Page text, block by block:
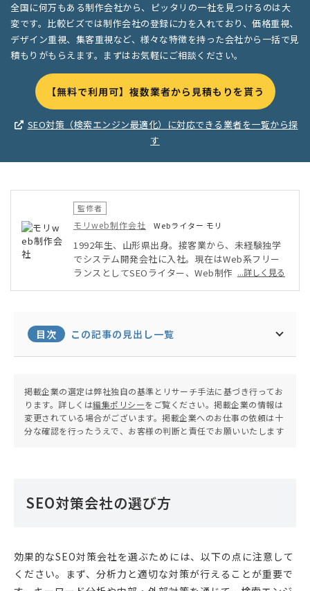
全国に何万もある制作会社から、ピッタリの一社を見つけるのは大
変です。比較ビズでは制作会社の登録に力を入れており、価格重視、
デザイン重視、集客重視など、様々な特徴を持った会社から一括で見
積もりがもらえます。まずはお気軽にご相談ください。
【無料で利用可】複数業者から見積もりを貰う
SEO対策（検索エンジン最適化）に対応できる業者を一覧から探
す
監修者
モリweb制作会社 Webライター モリ
1992年生、山形県出身。接客業から、未経験独学
でシステム開発会社に入社。現在はWeb系フリー
ランスとしてSEOライター、Web制作、Webデザ
...詳しく見る
目次 この記事の見出し一覧
掲載企業の選定は弊社独自の基準とリサーチ手法に基づき行ってお
ります。詳しくは編集ポリシーをご覧ください。掲載企業の情報は
変更されている場合がございます。掲載企業へのお仕事の依頼は十
分な確認を行ったうえで、お客様の判断と責任でお願いいたします
SEO対策会社の選び方
効果的なSEO対策会社を選ぶためには、以下の点に注意して
ください。まず、分析力と適切な対策が行えることが重要で